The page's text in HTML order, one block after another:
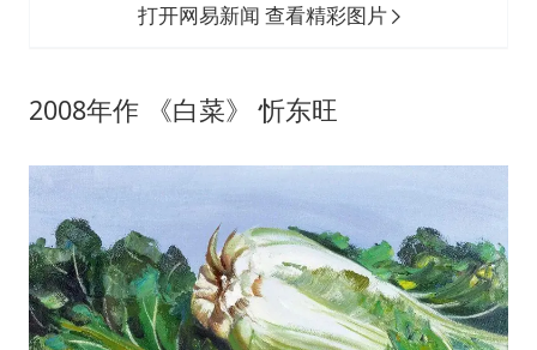
打开网易新闻 查看精彩图片
2008年作 《白菜》 忻东旺